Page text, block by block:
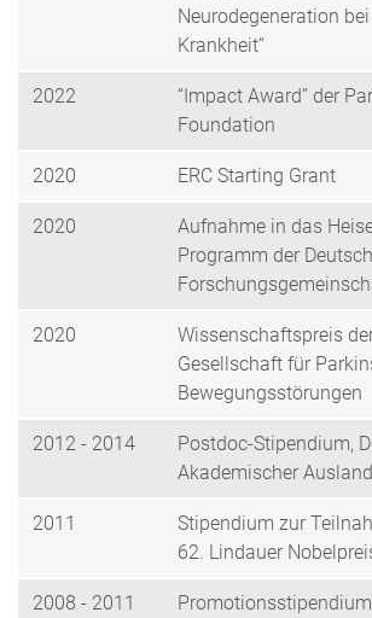
Neurodegeneration
Krankheit“
2022
“Impact Award” der
Foundation
2020 ERC Starting Grant
2020
Aufnahme in das
Programm der
2020
Wissenschaftspreis
Gesellschaft für
Bewegungsstörungen
2012 - 2014
Postdoc-Stipendium,
Akademischer
2011
Stipendium zur
62. Lindauer
2008 - 2011